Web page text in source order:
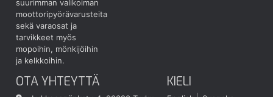
suurimman valikoiman
moottoripyörävarusteita
sekä varaosat ja
tarvikkeet myös
mopoihin, mönkijöihin
ja kelkkoihin.
OTA YHTEYTTÄ KIELI